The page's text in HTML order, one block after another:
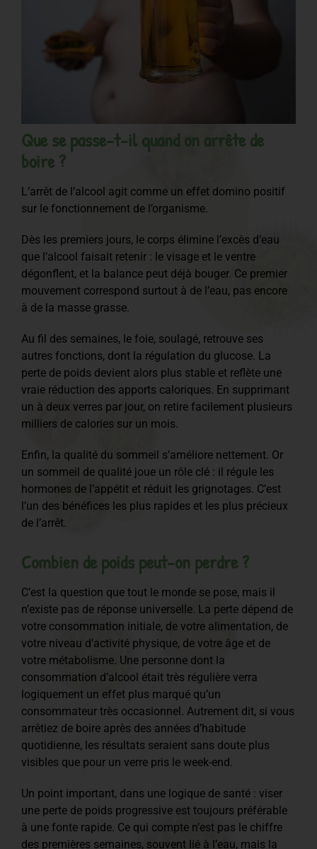
Que se passe-t-il quand on arrête de
boire ?
L’arrêt de l’alcool agit comme un effet domino positif
sur le fonctionnement de l’organisme.
Dès les premiers jours, le corps élimine l’excès d’eau
que l’alcool faisait retenir : le visage et le ventre
dégonflent, et la balance peut déjà bouger. Ce premier
mouvement correspond surtout à de l’eau, pas encore
à de la masse grasse.
Au fil des semaines, le foie, soulagé, retrouve ses
autres fonctions, dont la régulation du glucose. La
perte de poids devient alors plus stable et reflète une
vraie réduction des apports caloriques. En supprimant
un à deux verres par jour, on retire facilement plusieurs
milliers de calories sur un mois.
Enfin, la qualité du sommeil s’améliore nettement. Or
un sommeil de qualité joue un rôle clé : il régule les
hormones de l’appétit et réduit les grignotages. C’est
l’un des bénéfices les plus rapides et les plus précieux
de l’arrêt.
Combien de poids peut-on perdre ?
C’est la question que tout le monde se pose, mais il
n’existe pas de réponse universelle. La perte dépend de
votre consommation initiale, de votre alimentation, de
votre niveau d’activité physique, de votre âge et de
votre métabolisme. Une personne dont la
consommation d’alcool était très régulière verra
logiquement un effet plus marqué qu’un
consommateur très occasionnel. Autrement dit, si vous
arrêtiez de boire après des années d’habitude
quotidienne, les résultats seraient sans doute plus
visibles que pour un verre pris le week-end.
Un point important, dans une logique de santé : viser
une perte de poids progressive est toujours préférable
à une fonte rapide. Ce qui compte n’est pas le chiffre
des premières semaines, souvent lié à l’eau, mais la